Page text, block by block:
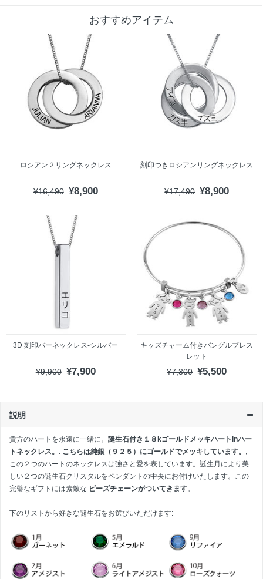
おすすめアイテム
ロシアン２リングネックレス
¥16,490 ¥8,900
刻印つきロシアンリングネックレス
¥17,490 ¥8,900
3D 刻印バーネックレス-シルバー
¥9,900 ¥7,900
キッズチャーム付きバングルブレス
レット
¥7,300 ¥5,500
説明
貴方のハートを永遠に一緒に。 誕生石付き１８kゴールドメッキハートinハー
トネックレス。 . こちらは純銀（９２５）にゴールドでメッキしています。 ,
この２つのハートのネックレスは強さと愛を表しています。誕生月により美
しい２つの誕生石クリスタルをペンダントの中央にお付けいたします。この
完璧なギフトには素敵な ビーズチェーンがついてきます。
下のリストから好きな誕生石をお選びいただけます: